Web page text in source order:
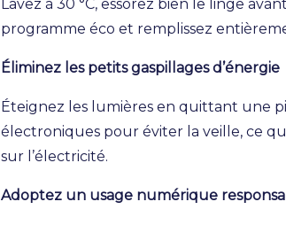
Lavez à 30 °C, essorez bien le linge
programme éco et remplissez
Éliminez les petits gaspillages d’énergie
Éteignez les lumières en quittant une
électroniques pour éviter la veille, ce
sur l’électricité.
Adoptez un usage numérique